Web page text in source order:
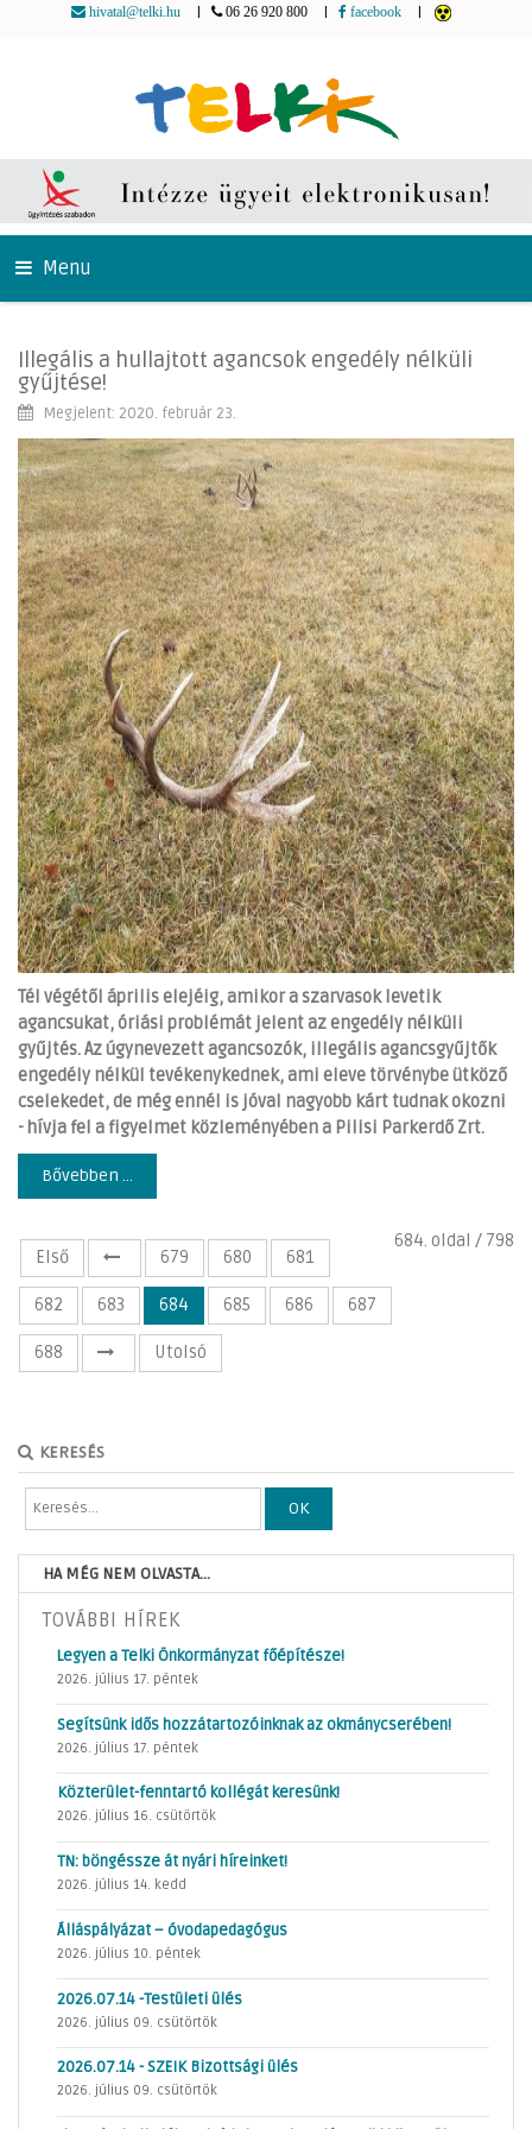
hivatal@telki.hu 06 26 920 800 facebook
Menu
Illegális a hullajtott agancsok engedély nélküli
gyűjtése!
Megjelent: 2020. február 23.
Tél végétől április elejéig, amikor a szarvasok levetik
agancsukat, óriási problémát jelent az engedély nélküli
gyűjtés.Az úgynevezett agancsozók, illegális agancsgyűjtők
engedély nélkül tevékenykednek, ami eleve törvénybe ütköző
cselekedet, de még ennél is jóval nagyobb kárt tudnak okozni
- hívja fel a figyelmet közleményében a Pilisi Parkerdő Zrt.
Bővebben ...
684. oldal / 798
Első
679 680 681
682 683 684 685 686 687
688 Utolsó
KERESÉS
OK
HA MÉG NEM OLVASTA...
TOVÁBBI HÍREK
Legyen a Telki Önkormányzat főépítésze!
2026. július 17. péntek
Segítsünk idős hozzátartozóinknak az okmánycserében!
2026. július 17. péntek
Közterület-fenntartó kollégát keresünk!
2026. július 16. csütörtök
TN: böngéssze át nyári híreinket!
2026. július 14. kedd
Álláspályázat – óvodapedagógus
2026. július 10. péntek
2026.07.14 -Testületi ülés
2026. július 09. csütörtök
2026.07.14 - SZEIK Bizottsági ülés
2026. július 09. csütörtök